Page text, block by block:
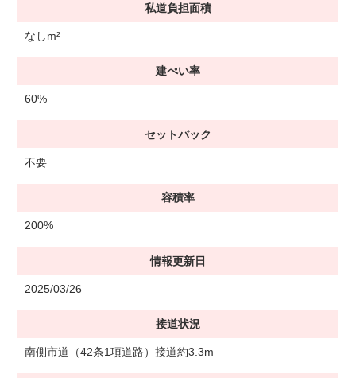
私道負担面積
なしm²
建ぺい率
60%
セットバック
不要
容積率
200%
情報更新日
2025/03/26
接道状況
南側市道（42条1項道路）接道約3.3m